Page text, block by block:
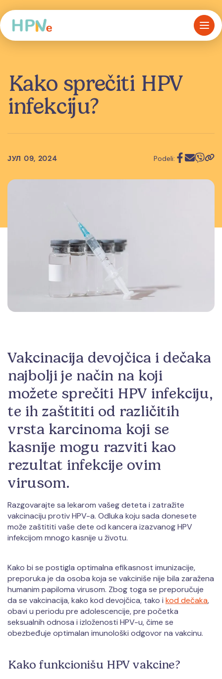
Kako sprečiti HPV
infekciju?
ЈУЛ 09, 2024 Podeli:
Vakcinacija devojčica i dečaka
najbolji je način na koji
možete sprečiti HPV infekciju,
te ih zaštititi od različitih
vrsta karcinoma koji se
kasnije mogu razviti kao
rezultat infekcije ovim
virusom.
Razgovarajte sa lekarom vašeg deteta i zatražite
vakcinaciju protiv HPV-a. Odluka koju sada donesete
može zaštititi vaše dete od kancera izazvanog HPV
infekcijom mnogo kasnije u životu.
Kako bi se postigla optimalna efikasnost imunizacije,
preporuka je da osoba koja se vakciniše nije bila zaražena
humanim papiloma virusom. Zbog toga se preporučuje
da se vakcinacija, kako kod devojčica, tako i kod dečaka,
obavi u periodu pre adolescencije, pre početka
seksualnih odnosa i izloženosti HPV-u, čime se
obezbeđuje optimalan imunološki odgovor na vakcinu.
Kako funkcionišu HPV vakcine?